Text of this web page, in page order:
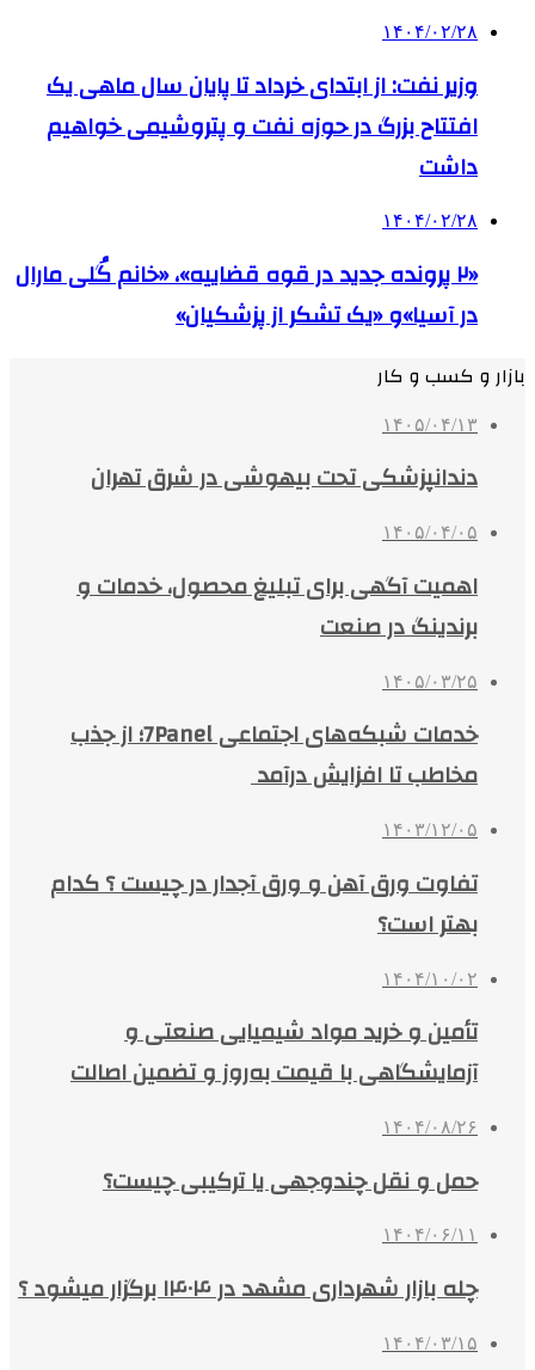
۱۴۰۴/۰۲/۲۸
وزیر نفت: از ابتدای خرداد تا پایان سال ماهی یک
افتتاح بزرگ در حوزه نفت و پتروشیمی خواهیم
داشت
۱۴۰۴/۰۲/۲۸
«۲ پرونده جدید در قوه قضاییه»، «خانم گُلی مارال
در آسیا»و «یک تشکر از پزشکیان»
بازار و کسب و کار
۱۴۰۵/۰۴/۱۳
دندانپزشکی تحت بیهوشی در شرق تهران
۱۴۰۵/۰۴/۰۵
اهمیت آگهی برای تبلیغ محصول، خدمات و
برندینگ در صنعت
۱۴۰۵/۰۳/۲۵
خدمات شبکه‌های اجتماعی 7Panel؛ از جذب
مخاطب تا افزایش درآمد
۱۴۰۳/۱۲/۰۵
تفاوت ورق آهن و ورق آجدار در چیست ؟ کدام
بهتر است؟
۱۴۰۴/۱۰/۰۲
تأمین و خرید مواد شیمیایی صنعتی و
آزمایشگاهی با قیمت به‌روز و تضمین اصالت
۱۴۰۴/۰۸/۲۶
حمل و نقل چندوجهی یا ترکیبی چیست؟
۱۴۰۴/۰۶/۱۱
چله بازار شهرداری مشهد در ۱۴۰۴ برگزار میشود ؟
۱۴۰۴/۰۳/۱۵